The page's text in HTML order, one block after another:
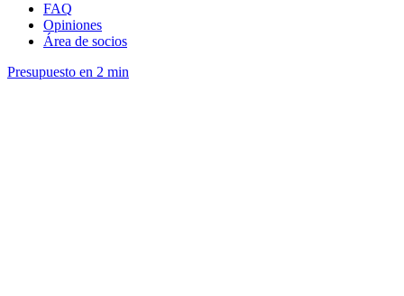
FAQ
Opiniones
Área de socios
Presupuesto en 2 min